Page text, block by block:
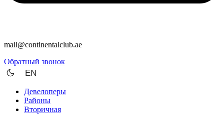
mail@continentalclub.ae
Обратный звонок
EN
Девелоперы
Районы
Вторичная